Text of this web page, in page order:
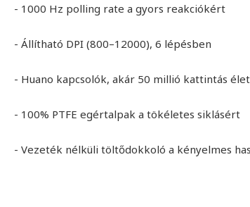
- 1000 Hz polling rate a gyors reakciókért
- Állítható DPI (800–12000), 6 lépésben
- Huano kapcsolók, akár 50 millió kattintás
- 100% PTFE egértalpak a tökéletes siklásért
- Vezeték nélküli töltődokkoló a kényelmes